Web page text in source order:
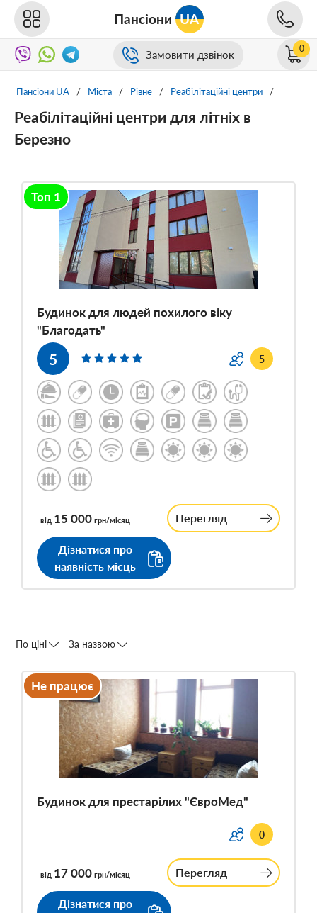
Пансіони UA
Замовити дзвінок 0
Пансіони UA / Міста / Рівне / Реабілітаційні центри /
Реабілітаційні центри для літніх в
Березно
Топ 1
Будинок для людей похилого віку
"Благодать"
5 5
від 15 000 грн/місяц Перегляд
Дізнатися про
наявність місць
По ціні За назвою
Не працює
Будинок для престарілих "ЄвроМед"
0
від 17 000 грн/місяц Перегляд
Дізнатися про